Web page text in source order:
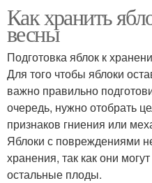
Как хранить
весны
Подготовка яблок к
Для того чтобы яблоки
важно правильно
очередь, нужно отобрать
признаков гниения или
Яблоки с повреждениями
хранения, так как они
остальные плоды.